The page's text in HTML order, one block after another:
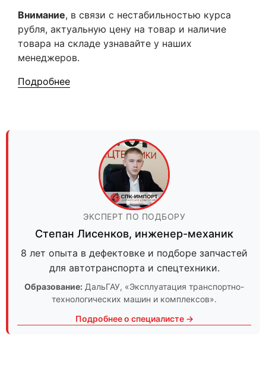
Внимание, в связи с нестабильностью курса
рубля, актуальную цену на товар и наличие
товара на складе узнавайте у наших
менеджеров.
Подробнее
ЭКСПЕРТ ПО ПОДБОРУ
Степан Лисенков, инженер-механик
8 лет опыта в дефектовке и подборе запчастей
для автотранспорта и спецтехники.
Образование: ДальГАУ, «Эксплуатация транспортно-
технологических машин и комплексов».
Подробнее о специалисте →